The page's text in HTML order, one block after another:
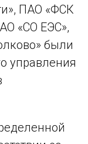
ПАО «ФСК
«СО ЕЭС»,
были
управления